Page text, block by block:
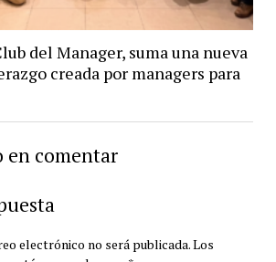
del Manager, suma una nueva
creada por managers para
en comentar
electrónico no será publicada.Los